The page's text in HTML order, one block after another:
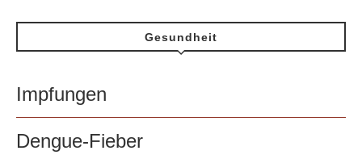
Gesundheit
Impfungen
Dengue-Fieber